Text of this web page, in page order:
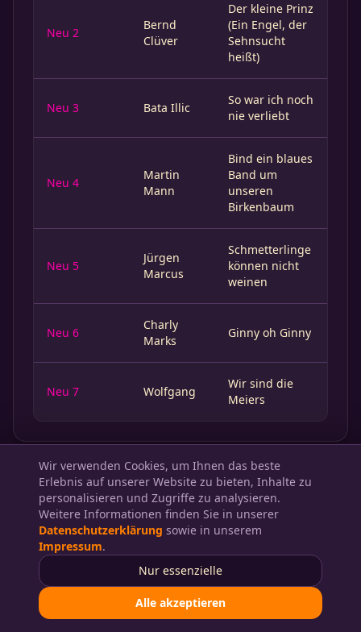
Wir verwenden Cookies, um Ihnen das beste
Erlebnis auf unserer Website zu bieten, Inhalte zu
personalisieren und Zugriffe zu analysieren.
Weitere Informationen finden Sie in unserer
Datenschutzerklärung sowie in unserem
Impressum.
Nur essenzielle
Alle akzeptieren
Neu 2
Bernd
Clüver
Der kleine Prinz
(Ein Engel, der
Sehnsucht
heißt)
Neu 3 Bata Illic
So war ich noch
nie verliebt
Neu 4
Martin
Mann
Bind ein blaues
Band um
unseren
Birkenbaum
Neu 5
Jürgen
Marcus
Schmetterlinge
können nicht
weinen
Neu 6
Charly
Marks
Ginny oh Ginny
Neu 7 Wolfgang
Wir sind die
Meiers
Folge 51
Samstag, 20. Oktober 1973
Moderation: Dieter Thomas Heck